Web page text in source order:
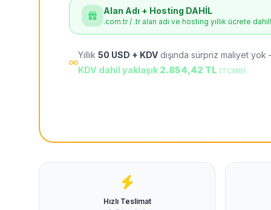
Alan Adı + Hosting DAHİL
.com.tr / .tr alan adı ve hosting yıllık ücrete dahil!
Yıllık 50 USD + KDV dışında sürpriz maliyet
KDV dahil yaklaşık 2.854,42 TL (TCMB)
Hızlı Teslimat